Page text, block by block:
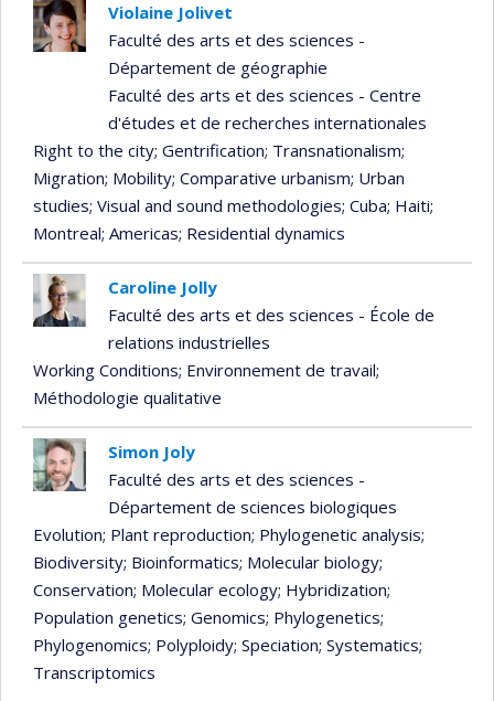
Violaine Jolivet
Faculté des arts et des sciences -
Département de géographie
Faculté des arts et des sciences - Centre
d'études et de recherches internationales
Right to the city; Gentrification; Transnationalism;
Migration; Mobility; Comparative urbanism; Urban
studies; Visual and sound methodologies; Cuba; Haiti;
Montreal; Americas; Residential dynamics
Caroline Jolly
Faculté des arts et des sciences - École de
relations industrielles
Working Conditions; Environnement de travail;
Méthodologie qualitative
Simon Joly
Faculté des arts et des sciences -
Département de sciences biologiques
Evolution; Plant reproduction; Phylogenetic analysis;
Biodiversity; Bioinformatics; Molecular biology;
Conservation; Molecular ecology; Hybridization;
Population genetics; Genomics; Phylogenetics;
Phylogenomics; Polyploidy; Speciation; Systematics;
Transcriptomics